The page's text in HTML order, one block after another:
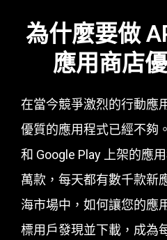
為什麼要做
應用商店
在當今競爭激烈的行動應
優質的應用程式已經不夠
和 Google Play 上架的應
萬款，每天都有數千款新
海市場中，如何讓您的應
標用戶發現並下載，成為